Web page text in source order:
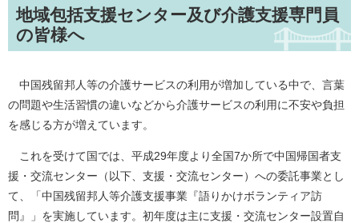
地域包括支援センター及び介護支援専門員
の皆様へ
中国残留邦人等の介護サービスの利用が増加している中で、言葉
の問題や生活習慣の違いなどから介護サービスの利用に不安や負担
を感じる方が増えています。
これを受けて国では、平成29年度より全国7か所で中国帰国者支
援・交流センター（以下、支援・交流センター）への委託事業とし
て、「中国残留邦人等介護支援事業『語りかけボランティア訪
問』」を実施しています。初年度は主に支援・交流センター設置自